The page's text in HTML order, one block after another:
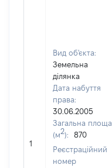
1
Вид об'єкта:
Земельна
ділянка
Дата набуття
права:
30.06.2005
Загальна площа
(м2):
870
Реєстраційний
номер